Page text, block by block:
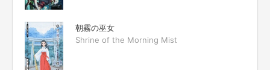
朝霧の巫女
Shrine of the Morning Mist